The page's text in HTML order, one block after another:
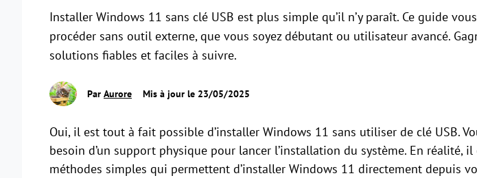
Installer Windows 11 sans clé USB est plus simple qu’il n’y paraît. Ce guide
procéder sans outil externe, que vous soyez débutant ou utilisateur avancé.
solutions fiables et faciles à suivre.
Par Aurore Mis à jour le 23/05/2025
Oui, il est tout à fait possible d’installer Windows 11 sans utiliser de clé USB.
besoin d’un support physique pour lancer l’installation du système. En réalité,
méthodes simples qui permettent d’installer Windows 11 directement depuis